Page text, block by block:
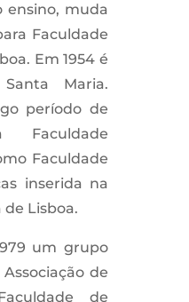
ensino, muda
Faculdade
Em 1954 é
Maria.
período de
Faculdade
Faculdade
inserida na
Lisboa.
um grupo
de
de